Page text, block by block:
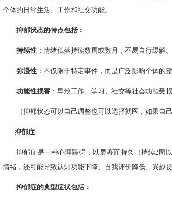
个体的日常生活、工作和社交功能。
抑郁状态的特点包括：
‌持续性‌ ：情绪低落持续数周或数月，不易自行缓解。
‌弥漫性‌ ：不仅限于特定事件，而是广泛影响个体的整
‌功能性损害‌ ：导致工作、学习、社交等社会功能受损
（抑郁状态可以自己调整也可以选择就医，如果自
抑郁症
抑郁症是一种心理障碍，以显著而持久（持续2周
情绪，还可能导致认知功能下降、自我评价降低、兴趣
抑郁症的典型症状包括：